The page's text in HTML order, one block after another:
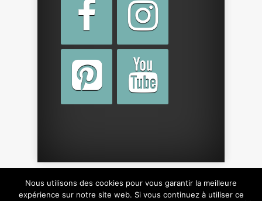
Copyright © 2015 parcotebebe.fr. Tous droits
Nous utilisons des cookies pour vous garantir la meilleure
expérience sur notre site web. Si vous continuez à utiliser ce